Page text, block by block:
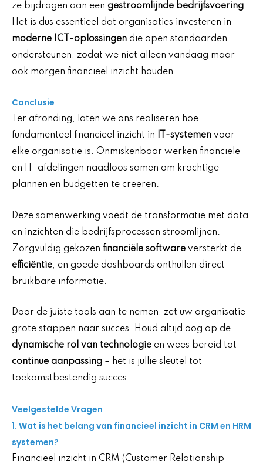
ze bijdragen aan een gestroomlijnde bedrijfsvoering.
Het is dus essentieel dat organisaties investeren in
moderne ICT-oplossingen die open standaarden
ondersteunen, zodat we niet alleen vandaag maar
ook morgen financieel inzicht houden.
Conclusie
Ter afronding, laten we ons realiseren hoe
fundamenteel financieel inzicht in
IT-systemen voor
elke organisatie is. Onmiskenbaar werken financiële
en IT-afdelingen naadloos samen om krachtige
plannen en budgetten te creëren.
Deze samenwerking voedt de transformatie met data
en inzichten die bedrijfsprocessen stroomlijnen.
Zorgvuldig gekozen financiële software versterkt de
efficiëntie, en goede dashboards onthullen direct
bruikbare informatie.
Door de juiste tools aan te nemen, zet uw organisatie
grote stappen naar succes. Houd altijd oog op de
dynamische rol van technologie en wees bereid tot
continue aanpassing – het is jullie sleutel tot
toekomstbestendig succes.
Veelgestelde Vragen
1. Wat is het belang van financieel inzicht in CRM en HRM
systemen?
Financieel inzicht in CRM (Customer Relationship